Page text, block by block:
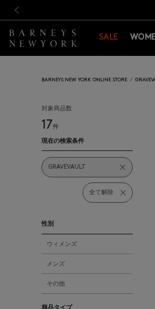
SALE
BARNEYS NEW YORK ONLINE STORE
対象商品数
17件
現在の検索条件
GRAVEVAULT
全て解除
性別
ウィメンズ
メンズ
その他
商品タイプ